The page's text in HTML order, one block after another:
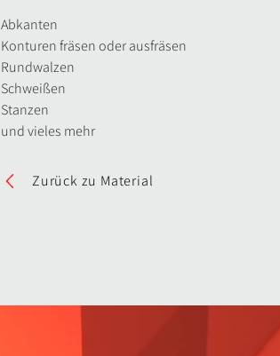
Abkanten
Konturen fräsen oder ausfräsen
Rundwalzen
Schweißen
Stanzen
und vieles mehr
Zurück zu Material